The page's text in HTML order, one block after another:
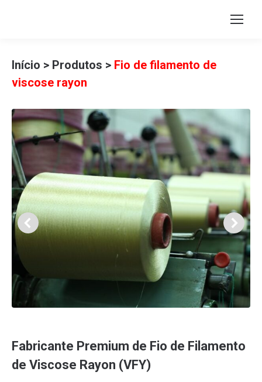
Início > Produtos > Fio de filamento de
viscose rayon
Fabricante Premium de Fio de Filamento
de Viscose Rayon (VFY)